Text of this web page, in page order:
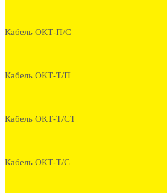
Кабель ОКТ-П/С
Кабель ОКТ-Т/П
Кабель ОКТ-Т/СТ
Кабель ОКТ-Т/С